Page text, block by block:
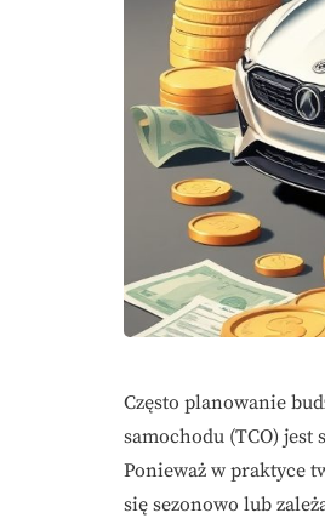
Często planowanie
samochodu (TCO)
Ponieważ w praktyce
się sezonowo lub